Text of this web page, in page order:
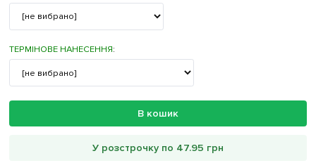
ТЕРМІНОВЕ НАНЕСЕННЯ:
В кошик
У розстрочку по 47.95 грн